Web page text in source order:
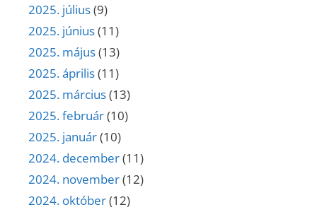
2025. július(9)
2025. június(11)
2025. május(13)
2025. április(11)
2025. március(13)
2025. február(10)
2025. január(10)
2024. december(11)
2024. november(12)
2024. október(12)